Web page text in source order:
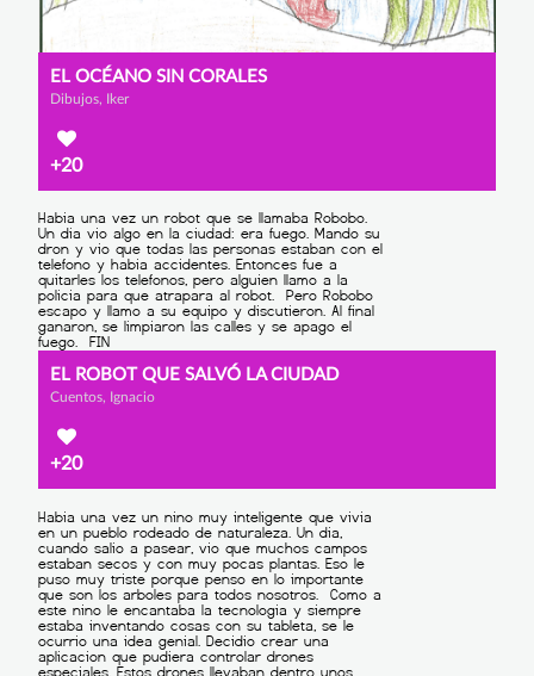
EL OCÉANO SIN CORALES
Dibujos, Iker
+20
EL ROBOT QUE SALVÓ LA CIUDAD
Cuentos, Ignacio
+20